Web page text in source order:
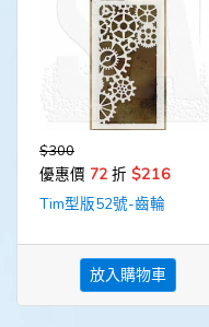
$300
優惠價 72 折 $216
Tim型版52號-齒輪
放入購物車